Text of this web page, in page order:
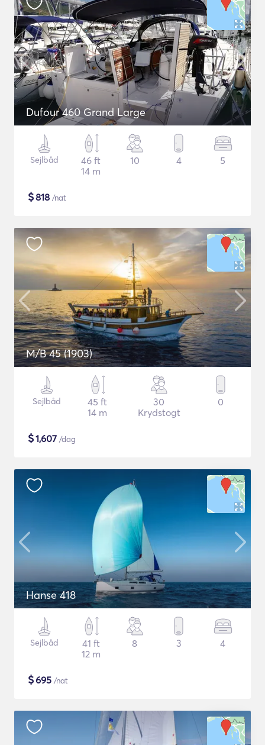
Dufour 460 Grand Large
Sejlbåd
46 ft
14 m
10 4 5
$818 /nat
M/B 45 (1903)
Sejlbåd
45 ft
14 m
30
Krydstogt
0
$1,607 /dag
Hanse 418
Sejlbåd
41 ft
12 m
8 3 4
$695 /nat